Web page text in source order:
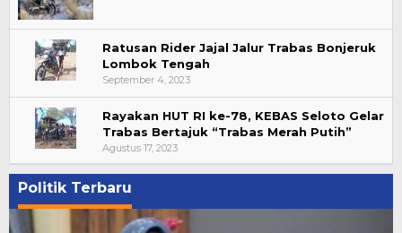
Ratusan Rider Jajal Jalur Trabas Bonjeruk
Lombok Tengah
September 4, 2023
Rayakan HUT RI ke-78, KEBAS Seloto Gelar
Trabas Bertajuk “Trabas Merah Putih”
Agustus 17, 2023
Politik Terbaru